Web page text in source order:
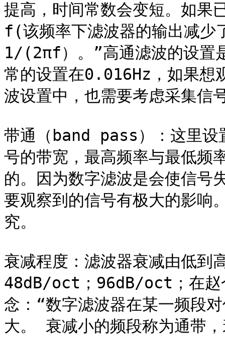
提高，时间常数会变短。如果
f(该频率下滤波器的输出减
1/(2πf）。”高通滤波的设置
常的设置在0.016Hz，如果想
波设置中，也需要考虑采集信
带通（band pass）：这里设
号的带宽，最高频率与最低频
的。因为数字滤波是会使信号
要观察到的信号有极大的影响
究。
衰减程度：滤波器衰减由低
48dB/oct；96dB/oct；在赵
念：“数字滤波器在某一频段
大。 衰减小的频段称为通带